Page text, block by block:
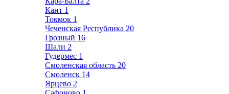
Кант 1
Токмок 1
Чеченская Республика 20
Грозный 16
Шали 2
Гудермес 1
Смоленская область 20
Смоленск 14
Ярцево 2